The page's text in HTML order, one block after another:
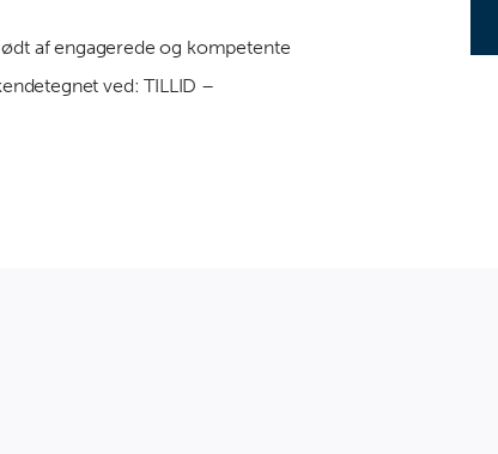
af engagerede og kompetente
ved: TILLID –